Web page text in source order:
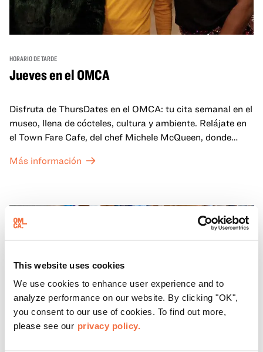
This website uses cookies
We use cookies to enhance user experience and to
analyze performance on our website. By clicking "OK",
you consent to our use of cookies. To find out more,
please see our privacy policy.
HORARIO DE TARDE
Jueves en el OMCA
Disfruta de ThursDates en el OMCA: tu cita semanal en el
museo, llena de cócteles, cultura y ambiente. Relájate en
el Town Fare Cafe, del chef Michele McQueen, donde
fondo, o explora las galerías, que cobran vida por la noche
adultos!
Más información